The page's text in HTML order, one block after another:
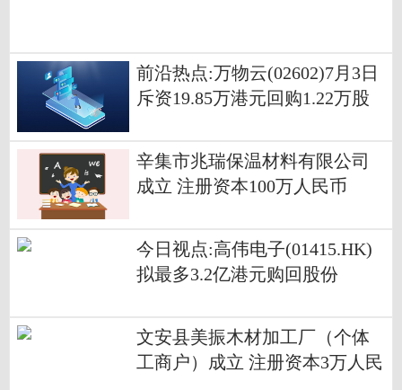
前沿热点:万物云(02602)7月3日
斥资19.85万港元回购1.22万股
辛集市兆瑞保温材料有限公司
成立 注册资本100万人民币
今日视点:高伟电子(01415.HK)
拟最多3.2亿港元购回股份
文安县美振木材加工厂（个体
工商户）成立 注册资本3万人民